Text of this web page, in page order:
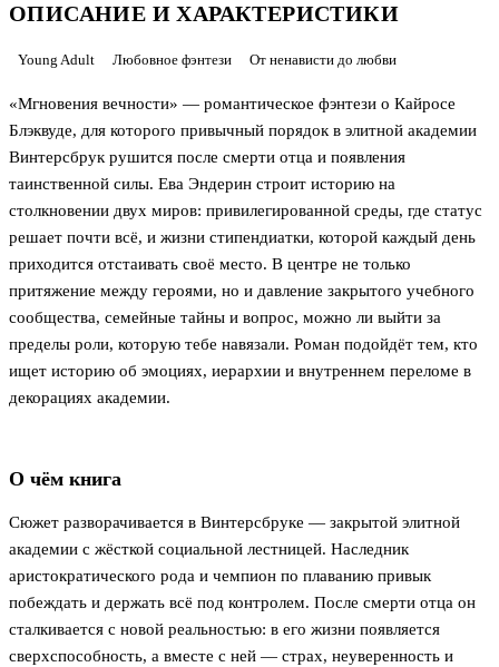
ОПИСАНИЕ И ХАРАКТЕРИСТИКИ
Young Adult Любовное фэнтези От ненависти до любви
«Мгновения вечности» — романтическое фэнтези о Кайросе
Блэквуде, для которого привычный порядок в элитной академии
Винтерсбрук рушится после смерти отца и появления
таинственной силы. Ева Эндерин строит историю на
столкновении двух миров: привилегированной среды, где статус
решает почти всё, и жизни стипендиатки, которой каждый день
приходится отстаивать своё место. В центре не только
притяжение между героями, но и давление закрытого учебного
сообщества, семейные тайны и вопрос, можно ли выйти за
пределы роли, которую тебе навязали. Роман подойдёт тем, кто
ищет историю об эмоциях, иерархии и внутреннем переломе в
декорациях академии.
О чём книга
Сюжет разворачивается в Винтерсбруке — закрытой элитной
академии с жёсткой социальной лестницей. Наследник
аристократического рода и чемпион по плаванию привык
побеждать и держать всё под контролем. После смерти отца он
сталкивается с новой реальностью: в его жизни появляется
сверхспособность, а вместе с ней — страх, неуверенность и